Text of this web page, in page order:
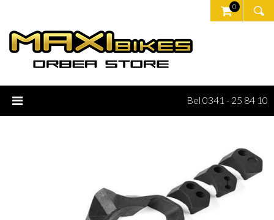
0
Bel 0341 - 25 84 10